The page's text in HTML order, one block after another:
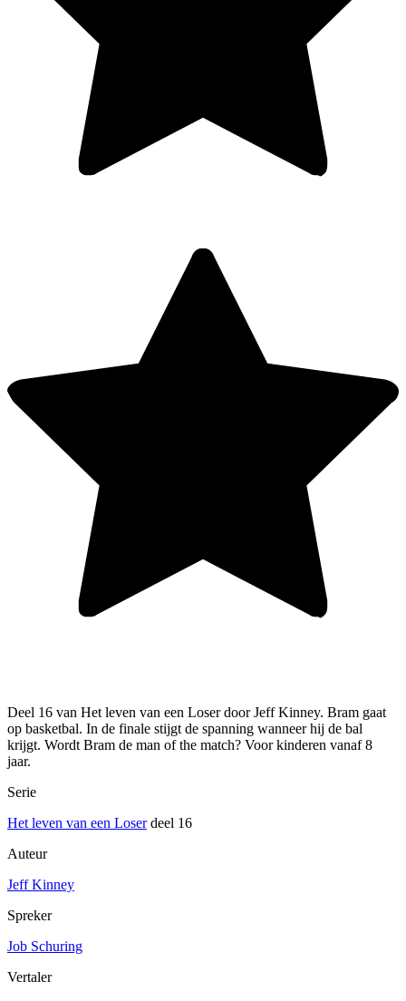
Deel 16 van Het leven van een Loser door Jeff Kinney. Bram gaat
op basketbal. In de finale stijgt de spanning wanneer hij de bal
krijgt. Wordt Bram de man of the match? Voor kinderen vanaf 8
jaar.
Serie
Het leven van een Loserdeel 16
Auteur
Jeff Kinney
Spreker
Job Schuring
Vertaler